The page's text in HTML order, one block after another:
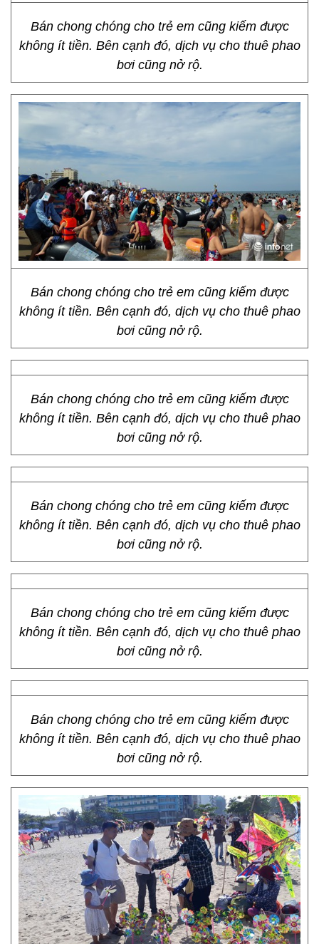
Bán chong chóng cho trẻ em cũng kiếm được
không ít tiền. Bên cạnh đó, dịch vụ cho thuê phao
bơi cũng nở rộ.
Bán chong chóng cho trẻ em cũng kiếm được
không ít tiền. Bên cạnh đó, dịch vụ cho thuê phao
bơi cũng nở rộ.
Bán chong chóng cho trẻ em cũng kiếm được
không ít tiền. Bên cạnh đó, dịch vụ cho thuê phao
bơi cũng nở rộ.
Bán chong chóng cho trẻ em cũng kiếm được
không ít tiền. Bên cạnh đó, dịch vụ cho thuê phao
bơi cũng nở rộ.
Bán chong chóng cho trẻ em cũng kiếm được
không ít tiền. Bên cạnh đó, dịch vụ cho thuê phao
bơi cũng nở rộ.
Bán chong chóng cho trẻ em cũng kiếm được
không ít tiền. Bên cạnh đó, dịch vụ cho thuê phao
bơi cũng nở rộ.